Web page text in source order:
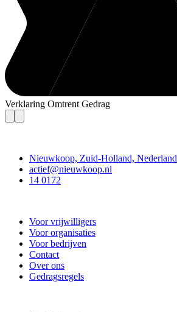
Verklaring Omtrent Gedrag
Nieuwkoop, Zuid-Holland, Nederland
actief@nieuwkoop.nl
14 0172
Voor vrijwilligers
Voor organisaties
Voor bedrijven
Contact
Over ons
Gedragsregels